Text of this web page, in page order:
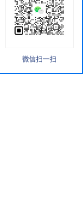
丙烯酸异冰片酯
微信扫一扫